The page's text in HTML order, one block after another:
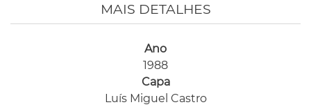
MAIS DETALHES
Ano
1988
Capa
Luís Miguel Castro